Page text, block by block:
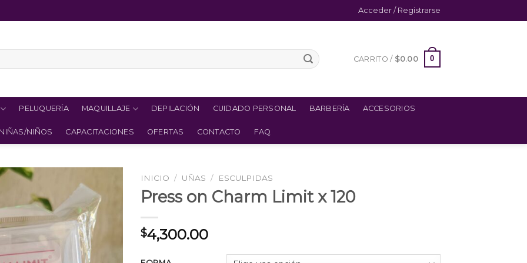
Acceder / Registrarse
CARRITO / $0.00 0
PELUQUERÍA MAQUILLAJE DEPILACIÓN CUIDADO PERSONAL BARBERÍA ACCESORIOS
NIÑAS/NIÑOS CAPACITACIONES OFERTAS CONTACTO FAQ
INICIO / UÑAS / ESCULPIDAS
Press on Charm Limit x 120
$4,300.00